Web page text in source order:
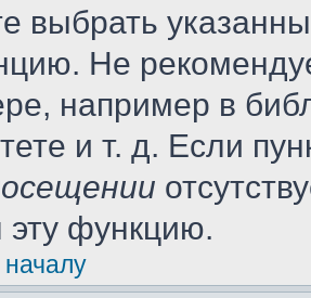
выбрать
Не
например в
и т. д. Если
эту функцию.
началу